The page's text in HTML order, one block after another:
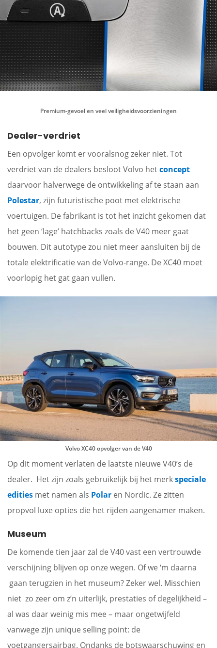
Premium-gevoel en veel veiligheidsvoorzieningen
Dealer-verdriet
Een opvolger komt er vooralsnog zeker niet. Tot
verdriet van de dealers besloot Volvo hetconcept
daarvoor halverwege de ontwikkeling af te staan aan
Polestar, zijn futuristische poot met elektrische
voertuigen. De fabrikant is tot het inzicht gekomen dat
het geen ‘lage’ hatchbacks zoals de V40 meer gaat
bouwen. Dit autotype zou niet meer aansluiten bij de
totale elektrificatie van de Volvo-range. De XC40 moet
voorlopig het gat gaan vullen.
Volvo XC40 opvolger van de V40
Op dit moment verlaten de laatste nieuwe V40’s de
dealer. Het zijn zoals gebruikelijk bij het merkspeciale
edities met namen als Polar en Nordic. Ze zitten
propvol luxe opties die het rijden aangenamer maken.
Museum
De komende tien jaar zal de V40 vast een vertrouwde
verschijning blijven op onze wegen. Of we ‘m daarna
gaan terugzien in het museum? Zeker wel. Misschien
niet zo zeer om z’n uiterlijk, prestaties of degelijkheid –
al was daar weinig mis mee – maar ongetwijfeld
vanwege zijn unique selling point: de
voetgangersairbag. Ondanks de botswaarschuwing en